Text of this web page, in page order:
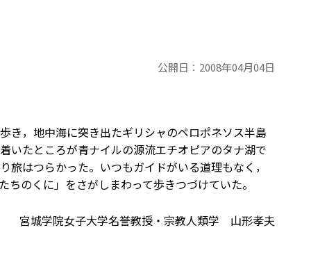
公開日： 2008年04月04日
き，地中海に突き出たギリシャのペロポネソス半島
いたところが青ナイルの源流エチオピアのタナ湖で
はつらかった。いつもガイドがいる道理もなく，
のくに」をさがしまわって歩きつづけていた。
宮城学院女子大学名誉教授・宗教人類学 山形孝夫